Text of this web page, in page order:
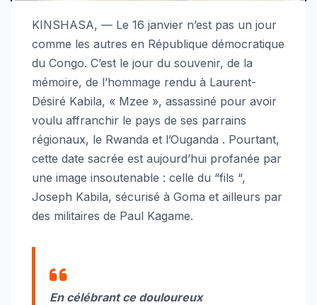
KINSHASA, — Le 16 janvier n’est pas un jour
comme les autres en République démocratique
du Congo. C’est le jour du souvenir, de la
mémoire, de l’hommage rendu à Laurent-
Désiré Kabila, « Mzee », assassiné pour avoir
voulu affranchir le pays de ses parrains
régionaux, le Rwanda et l’Ouganda . Pourtant,
cette date sacrée est aujourd’hui profanée par
une image insoutenable : celle du “fils “,
Joseph Kabila, sécurisé à Goma et ailleurs par
des militaires de Paul Kagame.
En célébrant ce douloureux